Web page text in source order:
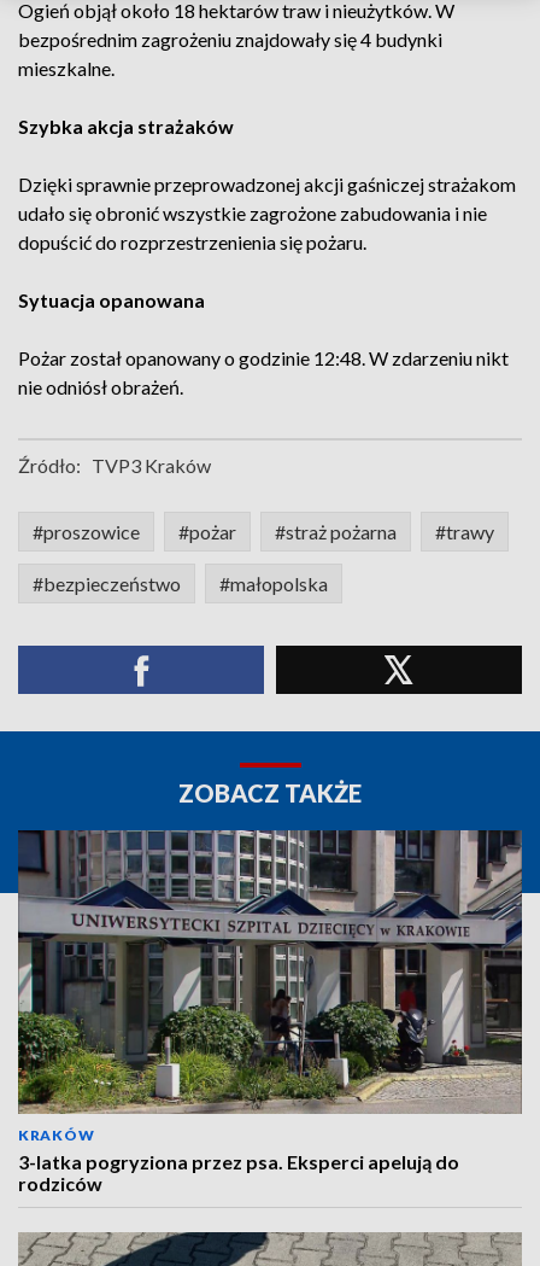
Ogień objął około 18 hektarów traw i nieużytków. W
bezpośrednim zagrożeniu znajdowały się 4 budynki
mieszkalne.
Szybka akcja strażaków
Dzięki sprawnie przeprowadzonej akcji gaśniczej strażakom
udało się obronić wszystkie zagrożone zabudowania i nie
dopuścić do rozprzestrzenienia się pożaru.
Sytuacja opanowana
Pożar został opanowany o godzinie 12:48. W zdarzeniu nikt
nie odniósł obrażeń.
Źródło: TVP3 Kraków
#proszowice #pożar #straż pożarna #trawy
#bezpieczeństwo #małopolska
ZOBACZ TAKŻE
KRAKÓW
3-latka pogryziona przez psa. Eksperci apelują do
rodziców